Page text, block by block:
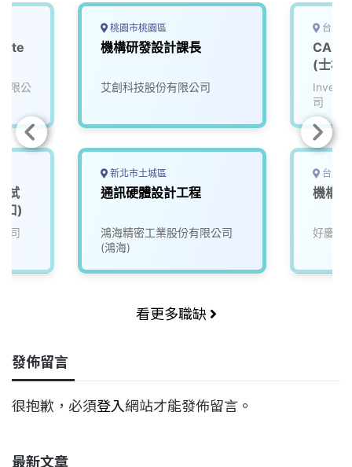
o
s
I
n
n
限公
試
口)
司
桃園市桃園區
機構研發設計課長
艾創科技股份有限公司
新北市土城區
通訊硬體設計工程
鴻海精密工業股份有限公司
(鴻海)
台北
CAD
(士林)
司
台北
機構
好慶科
看更多職缺
發佈留言
很抱歉，必須登入網站才能發佈留言。
最新文章